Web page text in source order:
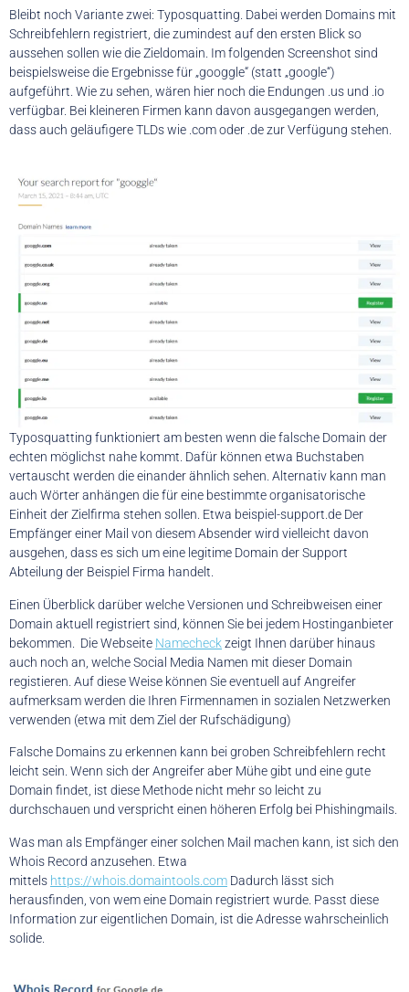
Bleibt noch Variante zwei: Typosquatting. Dabei werden Domains mit
Schreibfehlern registriert, die zumindest auf den ersten Blick so
aussehen sollen wie die Zieldomain. Im folgenden Screenshot sind
beispielsweise die Ergebnisse für „googgle“ (statt „google“)
aufgeführt. Wie zu sehen, wären hier noch die Endungen .us und .io
verfügbar. Bei kleineren Firmen kann davon ausgegangen werden,
dass auch geläufigere TLDs wie .com oder .de zur Verfügung stehen.
Typosquatting funktioniert am besten wenn die falsche Domain der
echten möglichst nahe kommt. Dafür können etwa Buchstaben
vertauscht werden die einander ähnlich sehen. Alternativ kann man
auch Wörter anhängen die für eine bestimmte organisatorische
Einheit der Zielfirma stehen sollen. Etwa beispiel-support.de Der
Empfänger einer Mail von diesem Absender wird vielleicht davon
ausgehen, dass es sich um eine legitime Domain der Support
Abteilung der Beispiel Firma handelt.
Einen Überblick darüber welche Versionen und Schreibweisen einer
Domain aktuell registriert sind, können Sie bei jedem Hostinganbieter
bekommen. Die Webseite Namecheckzeigt Ihnen darüber hinaus
auch noch an, welche Social Media Namen mit dieser Domain
registieren. Auf diese Weise können Sie eventuell auf Angreifer
aufmerksam werden die Ihren Firmennamen in sozialen Netzwerken
verwenden (etwa mit dem Ziel der Rufschädigung)
Falsche Domains zu erkennen kann bei groben Schreibfehlern recht
leicht sein. Wenn sich der Angreifer aber Mühe gibt und eine gute
Domain findet, ist diese Methode nicht mehr so leicht zu
durchschauen und verspricht einen höheren Erfolg bei Phishingmails.
Was man als Empfänger einer solchen Mail machen kann, ist sich den
Whois Record anzusehen. Etwa
mittels https://whois.domaintools.com Dadurch lässt sich
herausfinden, von wem eine Domain registriert wurde. Passt diese
Information zur eigentlichen Domain, ist die Adresse wahrscheinlich
solide.